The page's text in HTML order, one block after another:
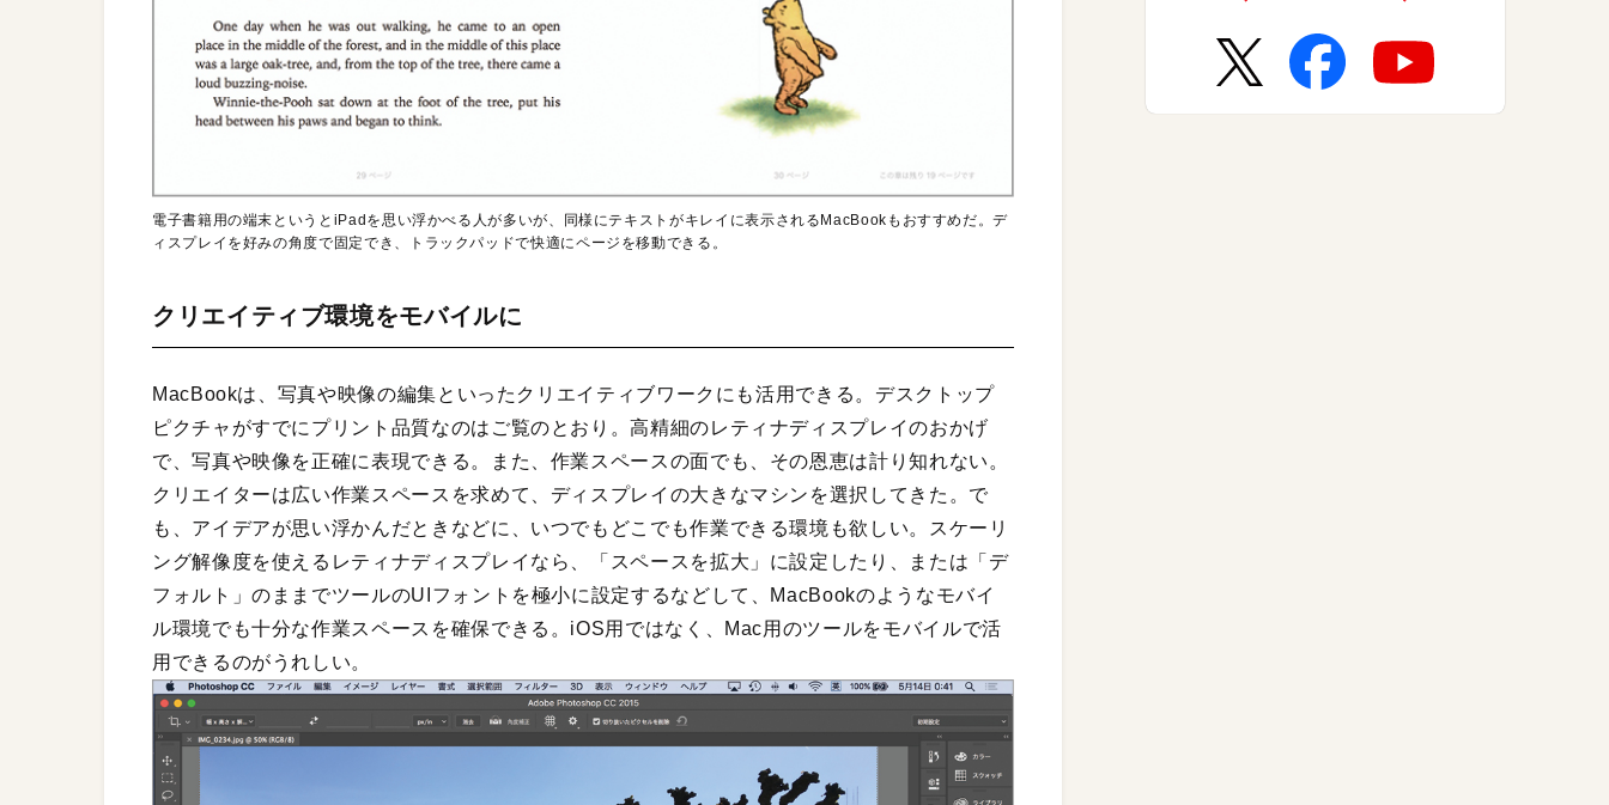
電子書籍用の端末というとiPadを思い浮かべる人が多いが、同様にテキストがキレイに表示されるMacBookもおすすめだ。デ
ィスプレイを好みの角度で固定でき、トラックパッドで快適にページを移動できる。
クリエイティブ環境をモバイルに
MacBookは、写真や映像の編集といったクリエイティブワークにも活用できる。デスクトップ
ピクチャがすでにプリント品質なのはご覧のとおり。高精細のレティナディスプレイのおかげ
で、写真や映像を正確に表現できる。また、作業スペースの面でも、その恩恵は計り知れない。
クリエイターは広い作業スペースを求めて、ディスプレイの大きなマシンを選択してきた。で
も、アイデアが思い浮かんだときなどに、いつでもどこでも作業できる環境も欲しい。スケーリ
ング解像度を使えるレティナディスプレイなら、「スペースを拡大」に設定したり、または「デ
フォルト」のままでツールのUIフォントを極小に設定するなどして、MacBookのようなモバイ
ル環境でも十分な作業スペースを確保できる。iOS用ではなく、Mac用のツールをモバイルで活
用できるのがうれしい。